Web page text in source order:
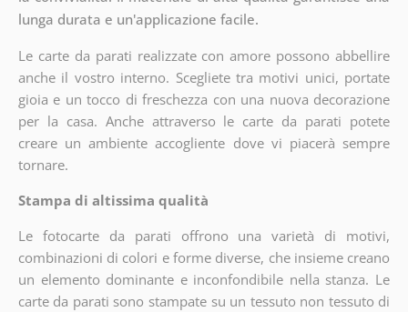
lunga durata e un'applicazione facile.
Le carte da parati realizzate con amore possono abbellire
anche il vostro interno. Scegliete tra motivi unici, portate
gioia e un tocco di freschezza con una nuova decorazione
per la casa. Anche attraverso le carte da parati potete
creare un ambiente accogliente dove vi piacerà sempre
tornare.
Stampa di altissima qualità
Le fotocarte da parati offrono una varietà di motivi,
combinazioni di colori e forme diverse, che insieme creano
un elemento dominante e inconfondibile nella stanza. Le
carte da parati sono stampate su un tessuto non tessuto di